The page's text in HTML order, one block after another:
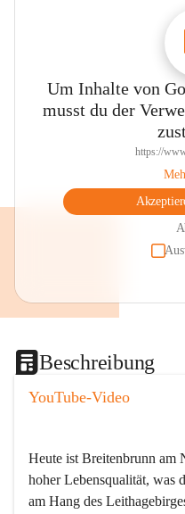
Um Inhalte von
musst du der
https://
Beschreibung
YouTube-Video
Heute ist Breitenbrunn am
hoher Lebensqualität, was
am Hang des